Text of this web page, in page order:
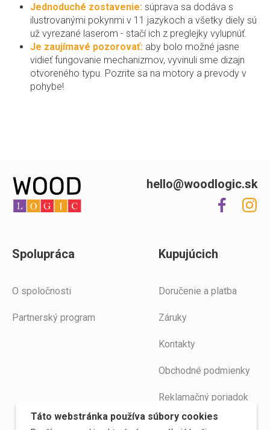
Jednoduché zostavenie: súprava sa dodáva s
ilustrovanými pokynmi v 11 jazykoch a všetky diely sú
už vyrezané laserom - stačí ich z preglejky vylupnúť.
Je zaujímavé pozorovať: aby bolo možné jasne
vidieť fungovanie mechanizmov, vyvinuli sme dizajn
otvoreného typu. Pozrite sa na motory a prevody v
pohybe!
Spolupráca
O spoločnosti
Partnerský program
Kupujúcich
Doručenie a platba
Záruky
Kontakty
Obchodné podmienky
Reklamačný poriadok
Poučenie
hello@woodlogic.sk
Táto webstránka používa súbory cookies